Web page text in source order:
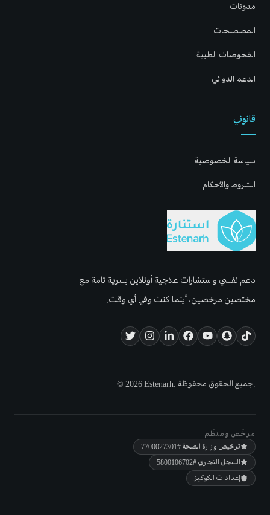
دعم نفسي واستشارات علاجية أونلاين بسرية تامة مع
مختصين مرخصين، أينما كنت وفي أي وقت.
© 2026 Estenarh. جميع الحقوق محفوظة.
مدونات
المصطلحات
الفحوصات الطبية
الدعم الدوائي
قانوني
سياسة الخصوصية
الشروط والأحكام
مرخّص ومنظّم
ترخيص وزارة الصحة #7700027301
السجل التجاري #5800106702
إعدادات الكوكيز